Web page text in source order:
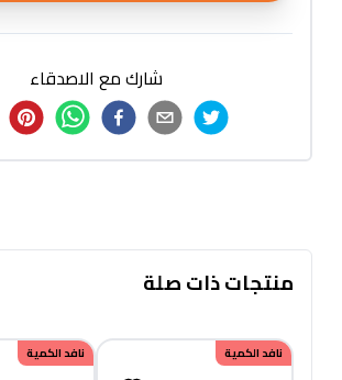
شارك مع الاصدقاء
منتجات ذات صلة
نافد الكمية نافد الكمية